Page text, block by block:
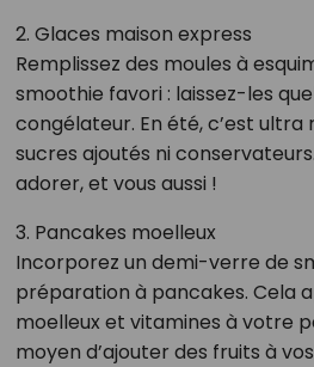
2. Glaces maison express
Remplissez des moules à
smoothie favori : laissez-les
congélateur. En été, c’est ultra
sucres ajoutés ni
adorer, et vous aussi !
3. Pancakes moelleux
Incorporez un demi-verre de
préparation à pancakes. Cela
moelleux et vitamines à votre
moyen d’ajouter des fruits à